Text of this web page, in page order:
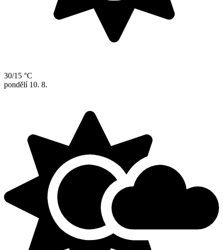
30/15 °C
pondělí 10. 8.